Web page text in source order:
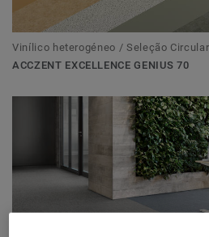
Vinílico heterogéneo / Seleção Circular
ACCZENT EXCELLENCE GENIUS 70